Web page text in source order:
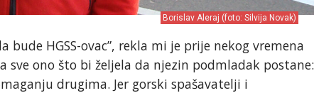
Borislav Aleraj (foto: Silvija Novak)
HGSS-ovac”, rekla mi je prije nekog vremena
sve ono što bi željela da njezin podmladak postane:
drugima. Jer gorski spašavatelji i